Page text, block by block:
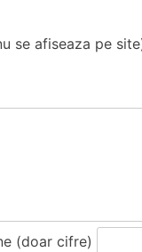
se afiseaza pe
(doar cifre)